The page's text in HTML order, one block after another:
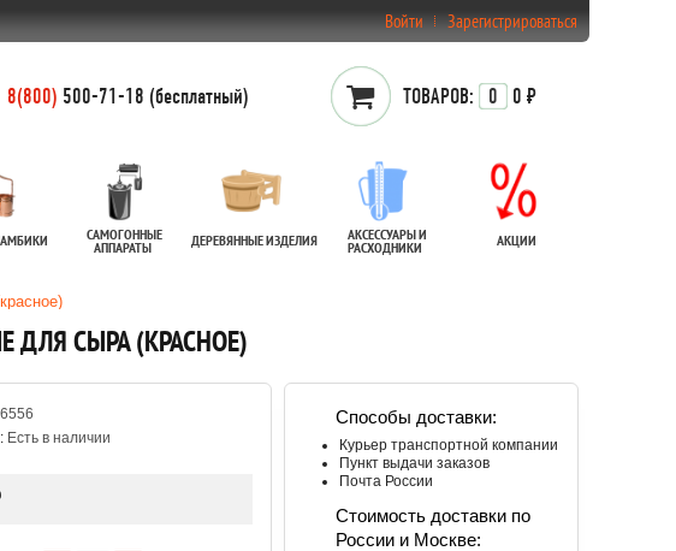
Войти Зарегистрироваться
8(800) 500-71-18 (бесплатный) ТОВАРОВ: 0 0 ₽
САМОГОННЫЕ
АППАРАТЫ ДЕРЕВЯННЫЕ ИЗДЕЛИЯ АКСЕССУАРЫ И
РАСХОДНИКИ АКЦИИ
ДЛЯ СЫРА (КРАСНОЕ)
6556
Есть в наличии
Способы доставки:
Курьер транспортной компании
Пункт выдачи заказов
Почта России
Стоимость доставки по
России и Москве: